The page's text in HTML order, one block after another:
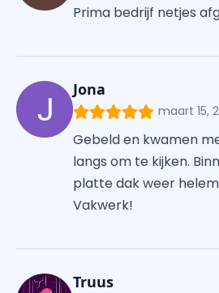
Prima bedrijf netjes
Jona
maart 15,
Gebeld en kwamen
langs om te kijken.
platte dak weer
Vakwerk!
Truus